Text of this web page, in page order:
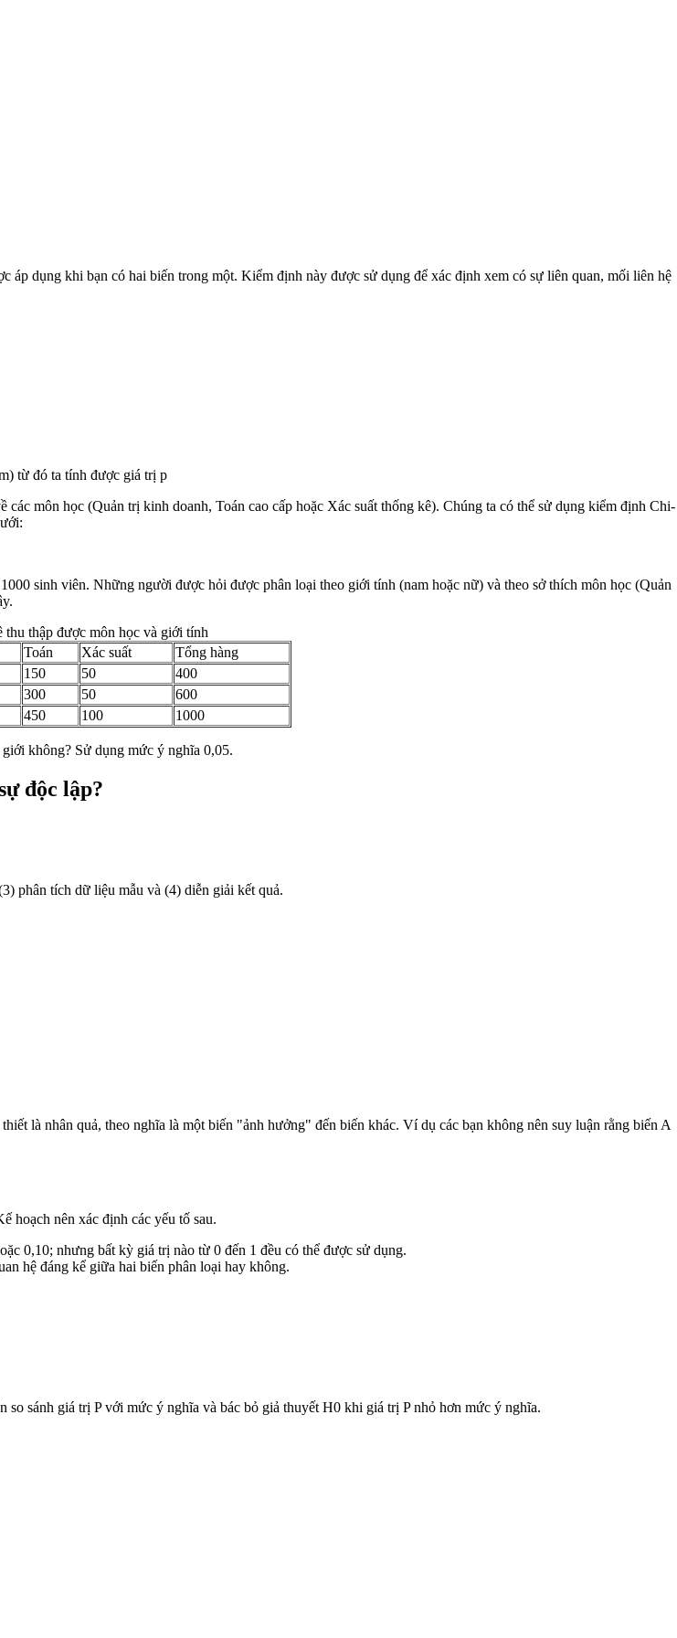
dụng khi bạn có hai biến trong một. Kiểm định này được sử dụng để xác định xem có sự liên quan, mối liên hệ
từ đó ta tính được giá trị p
môn học (Quản trị kinh doanh, Toán cao cấp hoặc Xác suất thống kê). Chúng ta có thể sử dụng kiểm định Chi-
sinh viên. Những người được hỏi được phân loại theo giới tính (nam hoặc nữ) và theo sở thích môn học (Quản
thu thập được môn học và giới tính
Toán Xác suất
Tổng hàng
150 50
400
300 50
600
450 100 1000
không? Sử dụng mức ý nghĩa 0,05.
độc lập?
phân tích dữ liệu mẫu và (4) diễn giải kết quả.
là nhân quả, theo nghĩa là một biến "ảnh hưởng" đến biến khác. Ví dụ các bạn không nên suy luận rằng biến A
hoạch nên xác định các yếu tố sau.
0,10; nhưng bất kỳ giá trị nào từ 0 đến 1 đều có thể được sử dụng.
hệ đáng kể giữa hai biến phân loại hay không.
sánh giá trị P với mức ý nghĩa và bác bỏ giả thuyết H0 khi giá trị P nhỏ hơn mức ý nghĩa.